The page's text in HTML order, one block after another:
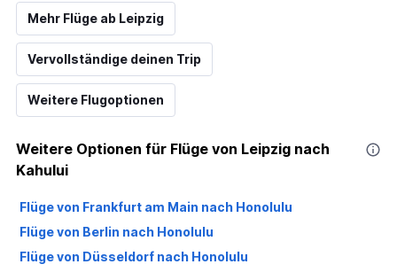
Mehr Flüge ab Leipzig
Vervollständige deinen Trip
Weitere Flugoptionen
Weitere Optionen für Flüge von Leipzig nach
Kahului
Flüge von Frankfurt am Main nach Honolulu
Flüge von Berlin nach Honolulu
Flüge von Düsseldorf nach Honolulu